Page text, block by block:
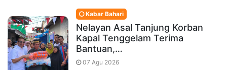
Kabar Bahari
Nelayan Asal Tanjung Korban
Kapal Tenggelam Terima
Bantuan,…
07 Agu 2026